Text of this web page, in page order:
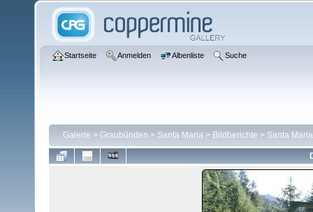
Startseite Anmelden Albenliste Suche
Galerie > Graubünden > Santa Maria > Bildberichte > Santa